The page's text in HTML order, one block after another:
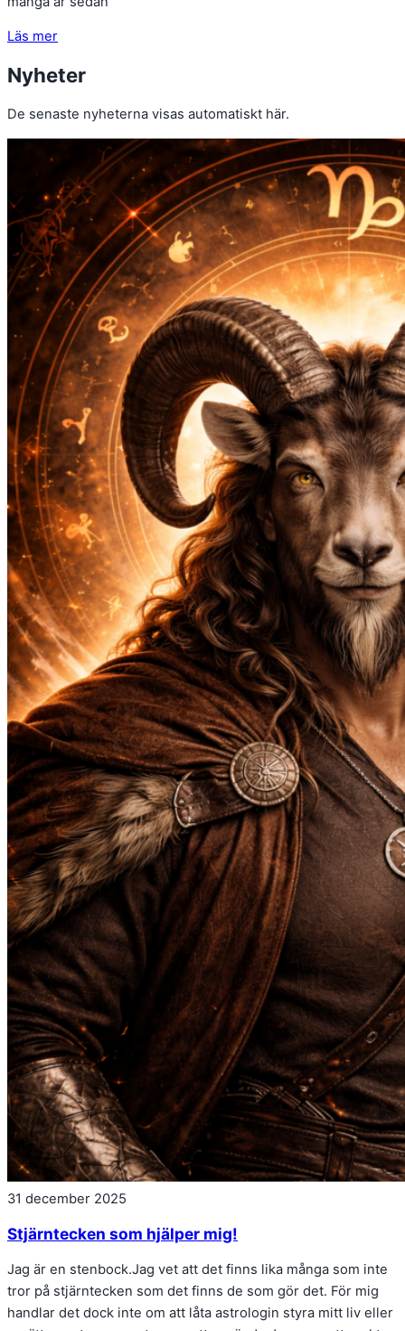
Läs mer
Nyheter
De senaste nyheterna visas automatiskt här.
31 december 2025
Stjärntecken som hjälper mig!
Jag är en stenbock.Jag vet att det finns lika många som inte
tror på stjärntecken som det finns de som gör det. För mig
handlar det dock inte om att låta astrologin styra mitt liv eller